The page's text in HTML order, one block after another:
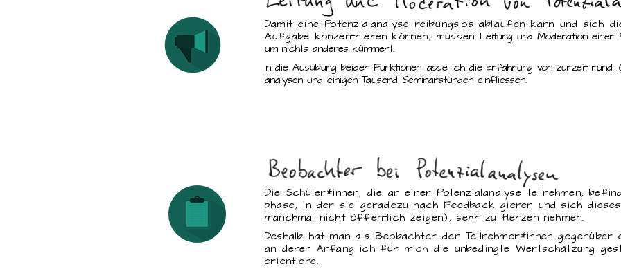
Damit eine Potenzialanalyse reibungslos ablaufen kann und sich
Aufgabe konzentrieren können, müssenLeitung und Moderation einer
um nichts anderes kümmert.
In die Ausübung beider Funktionen lasse ich die Erfahrung von zurzeit rund
analysen und einigen Tausend Seminarstunden einfliessen.
Die Schüler*innen, die an einer Potenzialanalyse teilnehmen,
phase, in der sie geradezu nach Feedback gieren und sich
manchmal nicht öffentlich zeigen), sehr zu Herzen nehmen.
Deshalb hat man als Beobachter den Teilnehmer*innen gegenüber
an deren Anfang ich für mich die unbedingte Wertschätzung
orientiere.